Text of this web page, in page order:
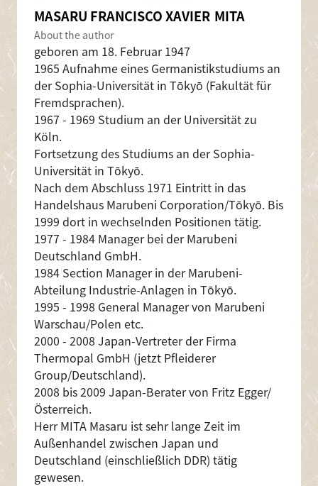
MASARU FRANCISCO XAVIER MITA
About the author
geboren am 18. Februar 1947
1965 Aufnahme eines Germanistikstudiums an
der Sophia-Universität in Tōkyō (Fakultät für
Fremdsprachen).
1967 - 1969 Studium an der Universität zu
Köln.
Fortsetzung des Studiums an der Sophia-
Universität in Tōkyō.
Nach dem Abschluss 1971 Eintritt in das
Handelshaus Marubeni Corporation/Tōkyō. Bis
1999 dort in wechselnden Positionen tätig.
1977 - 1984 Manager bei der Marubeni
Deutschland GmbH.
1984 Section Manager in der Marubeni-
Abteilung Industrie-Anlagen in Tōkyō.
1995 - 1998 General Manager von Marubeni
Warschau/Polen etc.
2000 - 2008 Japan-Vertreter der Firma
Thermopal GmbH (jetzt Pfleiderer
Group/Deutschland).
2008 bis 2009 Japan-Berater von Fritz Egger/
Österreich.
Herr MITA Masaru ist sehr lange Zeit im
Außenhandel zwischen Japan und
Deutschland (einschließlich DDR) tätig
gewesen.